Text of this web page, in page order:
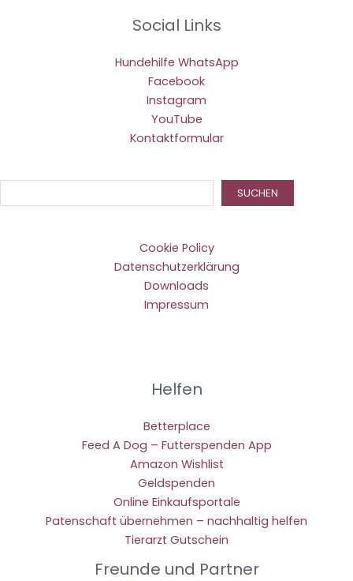
Social Links
Hundehilfe WhatsApp
Facebook
Instagram
YouTube
Kontaktformular
SUCHEN
Cookie Policy
Datenschutzerklärung
Downloads
Impressum
Helfen
Betterplace
Feed A Dog – Futterspenden App
Amazon Wishlist
Geldspenden
Online Einkaufsportale
Patenschaft übernehmen – nachhaltig helfen
Tierarzt Gutschein
Freunde und Partner